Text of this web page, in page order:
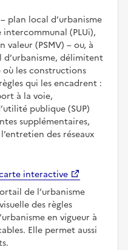
plan local d’urbanisme
intercommunal (PLUi),
valeur (PSMV) – ou, à
délimitent
les constructions
qui les encadrent :
à la voie,
publique (SUP)
supplémentaires,
des réseaux
interactive
de l’urbanisme
des règles
en vigueur à
Elle permet aussi